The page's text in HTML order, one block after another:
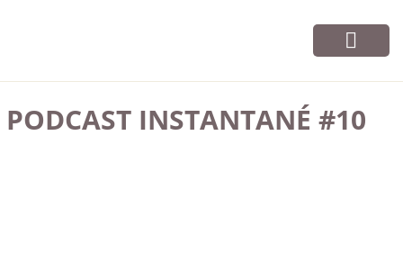
PODCAST INSTANTANÉ #10